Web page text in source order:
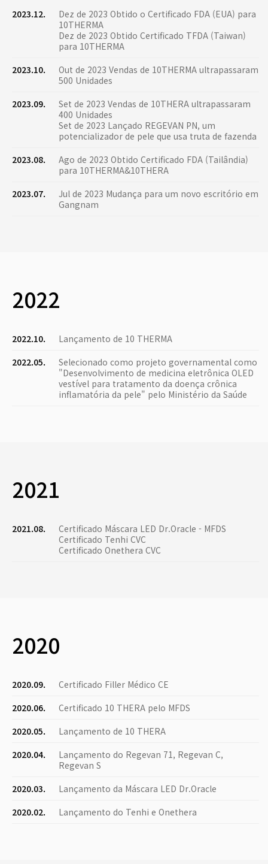
2023.12.
Dez de 2023 Obtido o Certificado FDA (EUA) para
10THERMA
Dez de 2023 Obtido Certificado TFDA (Taiwan)
para 10THERMA
2023.10.
Out de 2023 Vendas de 10THERMA ultrapassaram
500 Unidades
2023.09.
Set de 2023 Vendas de 10THERA ultrapassaram
400 Unidades
Set de 2023 Lançado REGEVAN PN, um
potencializador de pele que usa truta de fazenda
2023.08.
Ago de 2023 Obtido Certificado FDA (Tailândia)
para 10THERMA&10THERA
2023.07.
Jul de 2023 Mudança para um novo escritório em
Gangnam
2022
2022.10.
Lançamento de 10 THERMA
2022.05.
Selecionado como projeto governamental como
"Desenvolvimento de medicina eletrônica OLED
vestível para tratamento da doença crônica
inflamatória da pele" pelo Ministério da Saúde
2021
2021.08.
Certificado Máscara LED Dr.Oracle - MFDS
Certificado Tenhi CVC
Certificado Onethera CVC
2020
2020.09.
Certificado Filler Médico CE
2020.06.
Certificado 10 THERA pelo MFDS
2020.05.
Lançamento de 10 THERA
2020.04.
Lançamento do Regevan 71, Regevan C,
Regevan S
2020.03.
Lançamento da Máscara LED Dr.Oracle
2020.02.
Lançamento do Tenhi e Onethera